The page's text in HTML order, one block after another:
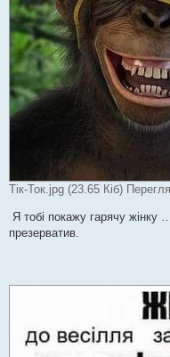
Тік-Ток.jpg (23.65 Кіб)
Я тобі покажу гарячу
презерватив.